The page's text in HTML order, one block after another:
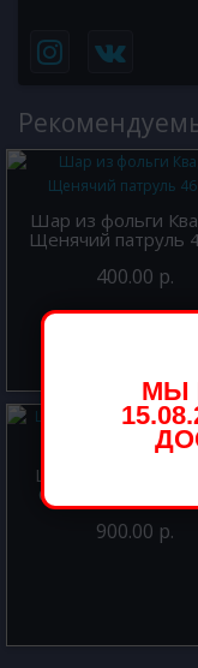
Шар из фольги
Щенячий патруль
400.00 р.
Шар фигура из
Ступня девочки 97
900.00 р.
МЫ